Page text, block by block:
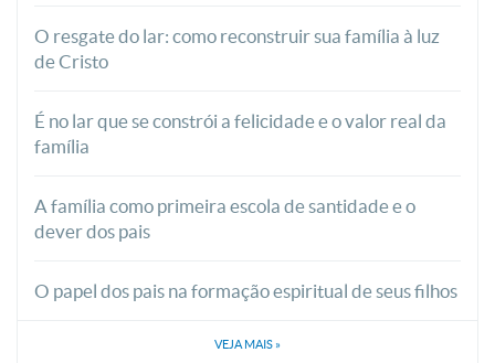
O resgate do lar: como reconstruir sua família à luz
de Cristo
É no lar que se constrói a felicidade e o valor real da
família
A família como primeira escola de santidade e o
dever dos pais
O papel dos pais na formação espiritual de seus filhos
VEJA MAIS »